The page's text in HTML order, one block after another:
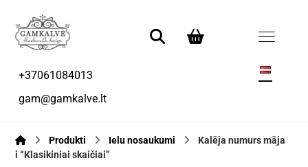
+37061084013
gam@gamkalve.lt
Produkti Ielu nosaukumi
Kalēja numurs māja
i “Klasikiniai skaičiai”